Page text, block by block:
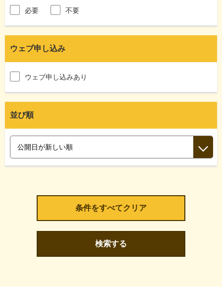
必要 不要
ウェブ申し込み
ウェブ申し込みあり
並び順
検索する